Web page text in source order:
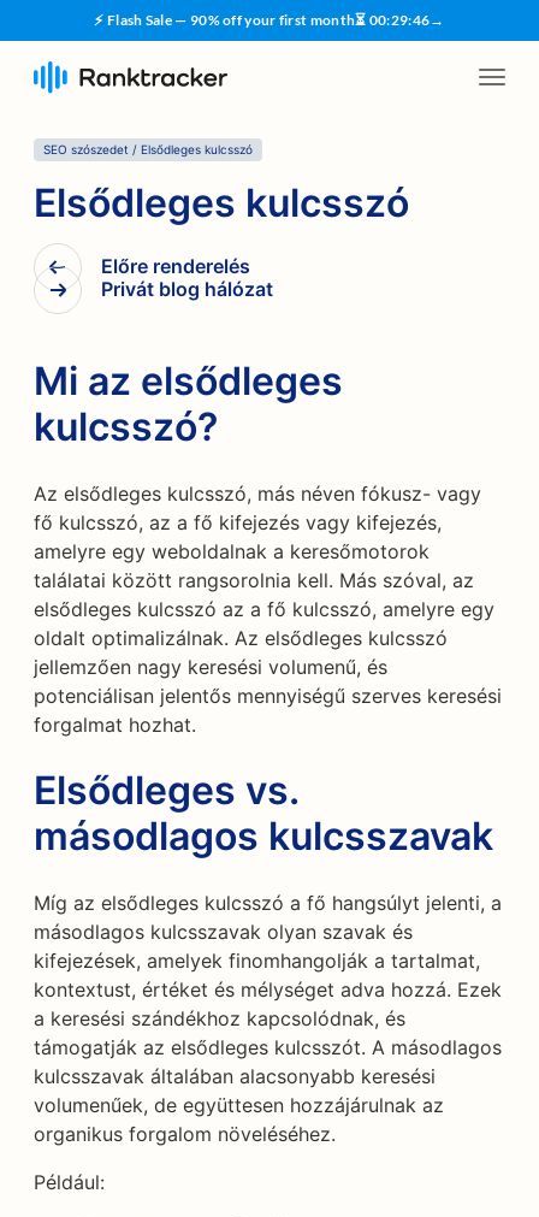
⚡ Flash Sale — 90% off your first month⏳ 00:29:45→
SEO szószedet / Elsődleges kulcsszó
Elsődleges kulcsszó
Előre renderelés
Privát blog hálózat
Mi az elsődleges
kulcsszó?
Az elsődleges kulcsszó, más néven fókusz- vagy
fő kulcsszó, az a fő kifejezés vagy kifejezés,
amelyre egy weboldalnak a keresőmotorok
találatai között rangsorolnia kell. Más szóval, az
elsődleges kulcsszó az a fő kulcsszó, amelyre egy
oldalt optimalizálnak. Az elsődleges kulcsszó
jellemzően nagy keresési volumenű, és
potenciálisan jelentős mennyiségű szerves keresési
forgalmat hozhat.
Elsődleges vs.
másodlagos kulcsszavak
Míg az elsődleges kulcsszó a fő hangsúlyt jelenti, a
másodlagos kulcsszavak olyan szavak és
kifejezések, amelyek finomhangolják a tartalmat,
kontextust, értéket és mélységet adva hozzá. Ezek
a keresési szándékhoz kapcsolódnak, és
támogatják az elsődleges kulcsszót. A másodlagos
kulcsszavak általában alacsonyabb keresési
volumenűek, de együttesen hozzájárulnak az
organikus forgalom növeléséhez.
Például: